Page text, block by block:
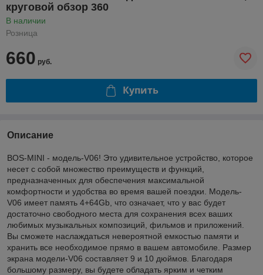
круговой обзор 360
В наличии
Розница
660 руб.
Купить
Описание
BOS-MINI - модель-V06! Это удивительное устройство, которое
несет с собой множество преимуществ и функций,
предназначенных для обеспечения максимальной
комфортности и удобства во время вашей поездки. Модель-
V06 имеет память 4+64Gb, что означает, что у вас будет
достаточно свободного места для сохранения всех ваших
любимых музыкальных композиций, фильмов и приложений.
Вы сможете наслаждаться невероятной емкостью памяти и
хранить все необходимое прямо в вашем автомобиле. Размер
экрана модели-V06 составляет 9 и 10 дюймов. Благодаря
большому размеру, вы будете обладать ярким и четким